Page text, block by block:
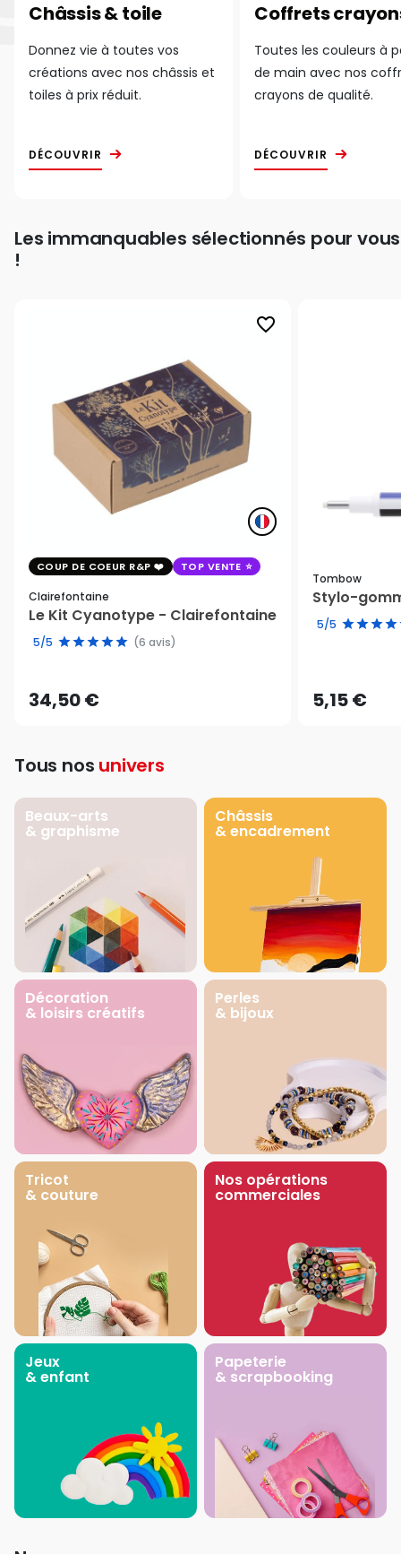
Châssis & toile
Donnez vie à toutes vos
créations avec nos châssis et
toiles à prix réduit.
DÉCOUVRIR
Coffrets
Toutes les couleurs à
de main avec nos
crayons de qualité.
DÉCOUVRIR
Les immanquables sélectionnés pour vous
!
favorite_border
COUP DE COEUR R&P TOP VENTE
Clairefontaine
Le Kit Cyanotype - Clairefontaine
5/5 (6 avis)
34,50 €
Tombow
Stylo-
5/5
5,15 €
Tous nos univers
Beaux-arts
& graphisme
Châssis
& encadrement
Décoration
& loisirs créatifs
Perles
& bijoux
Tricot
& couture
Nos opérations
commerciales
Jeux
& enfant
Papeterie
& scrapbooking